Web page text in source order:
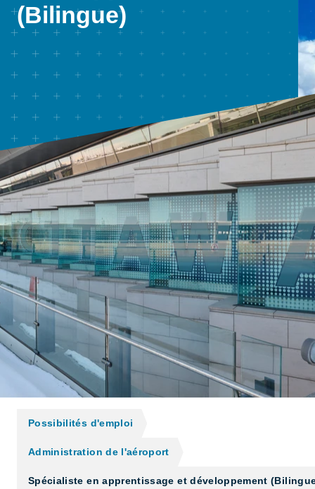
(Bilingue)
Possibilités d'emploi
Administration de l'aéroport
Spécialiste en apprentissage et développement